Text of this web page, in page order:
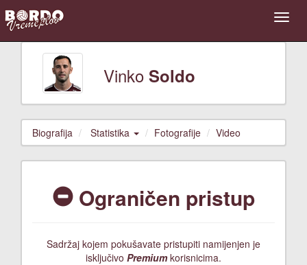
Vinko Soldo
Biografija Statistika Fotografije Video
Ograničen pristup
Sadržaj kojem pokušavate pristupiti namijenjen je
isključivo Premiumkorisnicima.